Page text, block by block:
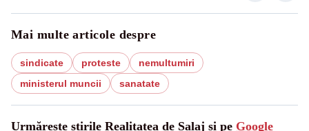
Mai multe articole despre
sindicate proteste
nemultumiri
ministerul muncii
sanatate
Urmărește știrile Realitatea de Salaj și pe Google